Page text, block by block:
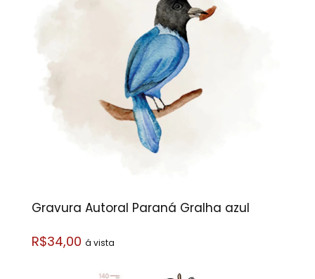
Gravura Autoral Paraná Gralha azul
R$34,00 á vista